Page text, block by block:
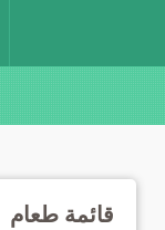
قائمة طعام